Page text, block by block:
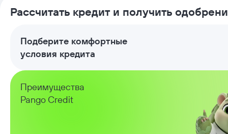
Рассчитать кредит и получить
Подберите комфортные
условия кредита
Преимущества
Pango Credit